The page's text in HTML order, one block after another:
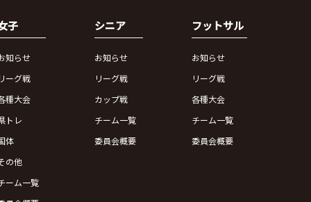
子
知らせ
リーグ戦
種大会
トレ
体
の他
ーム一覧
シニア
お知らせ
リーグ戦
カップ戦
チーム一覧
委員会概要
フットサル
お知らせ
リーグ戦
各種大会
チーム一覧
委員会概要